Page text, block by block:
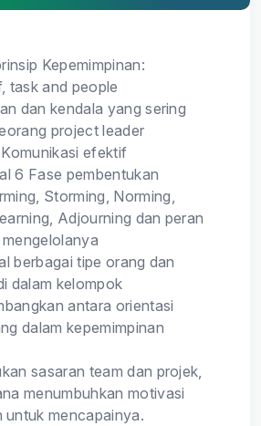
Kepemimpinan:
task and people
dan kendala yang sering
project leader
efektif
6 Fase pembentukan
Storming, Norming,
Adjourning dan peran
berbagai tipe orang dan
dalam kelompok
antara orientasi
dalam kepemimpinan
sasaran team dan projek,
menumbuhkan motivasi
untuk mencapainya.